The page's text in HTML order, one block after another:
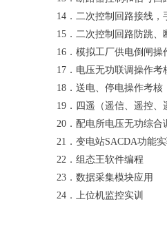
14．二次控制回路接线，
15．二次控制回路防跳、
16．模拟工厂供电倒闸操
17．电压无功联调操作考
18．送电、停电操作考核
19．四遥（遥信、遥控、
20．配电所电压无功综合
21．变电站SACDA功能实
22．组态王软件编程
23．数据采集模块应用
24．上位机监控实训